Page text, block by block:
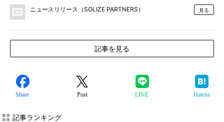
ニュースリリース（SOLIZE PARTNERS） 見る
記事を見る
Share Post LINE Hatena
記事ランキング